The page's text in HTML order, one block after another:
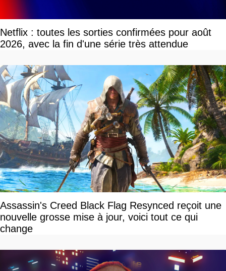
Netflix : toutes les sorties confirmées pour août
2026, avec la fin d'une série très attendue
Assassin's Creed Black Flag Resynced reçoit une
nouvelle grosse mise à jour, voici tout ce qui
change